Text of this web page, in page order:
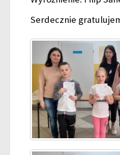
Serdecznie